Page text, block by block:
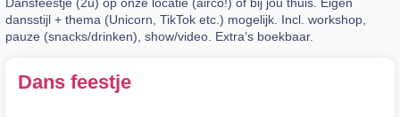
Dans feestje
dansstijl + thema (Unicorn, TikTok etc.) mogelijk. Incl. workshop,
pauze (snacks/drinken), show/video. Extra’s boekbaar.